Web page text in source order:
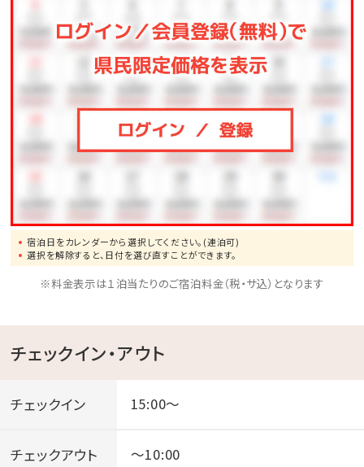
ウスへお電話でご予約下さい。
その際、ご宿泊日を併せてお伝えください。
ゴルフのご予約：電話番号 0980-48-3333 ( 7:00～
17:00 )
定休日：毎週水・木曜日
宿泊日をカレンダーから選択してください。(連泊可)
選択を解除すると、日付を選び直すことができます。
※料金表示は１泊当たりのご宿泊料金（税・サ込）となります
チェックイン・アウト
チェックイン 15:00～
チェックアウト ～10:00